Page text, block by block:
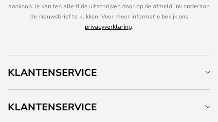
aankoop. Je kan ten alle tijde uitschrijven door op de afmeldlink onderaan
de nieuwsbrief te klikken. Voor meer informatie bekijk ons
privacyverklaring.
KLANTENSERVICE
KLANTENSERVICE